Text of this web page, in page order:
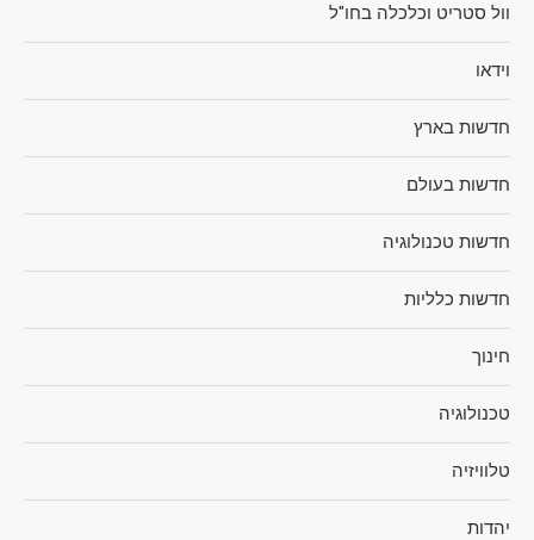
וול סטריט וכלכלה בחו"ל
וידאו
חדשות בארץ
חדשות בעולם
חדשות טכנולוגיה
חדשות כלליות
חינוך
טכנולוגיה
טלוויזיה
יהדות